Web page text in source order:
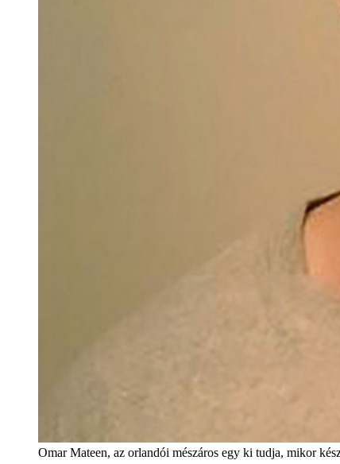
Omar Mateen, az orlandói mészáros egy ki tudja, mikor